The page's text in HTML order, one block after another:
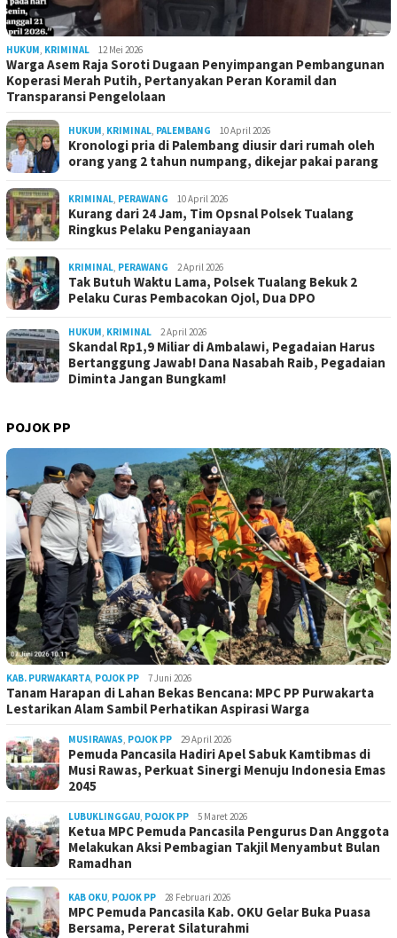
HUKUM, KRIMINAL 12 Mei 2026
Warga Asem Raja Soroti Dugaan Penyimpangan Pembangunan
Koperasi Merah Putih, Pertanyakan Peran Koramil dan
Transparansi Pengelolaan
HUKUM, KRIMINAL, PALEMBANG 10 April 2026
Kronologi pria di Palembang diusir dari rumah oleh
orang yang 2 tahun numpang, dikejar pakai parang
KRIMINAL, PERAWANG 10 April 2026
Kurang dari 24 Jam, Tim Opsnal Polsek Tualang
Ringkus Pelaku Penganiayaan
KRIMINAL, PERAWANG 2 April 2026
Tak Butuh Waktu Lama, Polsek Tualang Bekuk 2
Pelaku Curas Pembacokan Ojol, Dua DPO
HUKUM, KRIMINAL 2 April 2026
Skandal Rp1,9 Miliar di Ambalawi, Pegadaian Harus
Bertanggung Jawab! Dana Nasabah Raib, Pegadaian
Diminta Jangan Bungkam!
POJOK PP
KAB. PURWAKARTA, POJOK PP 7 Juni 2026
Tanam Harapan di Lahan Bekas Bencana: MPC PP Purwakarta
Lestarikan Alam Sambil Perhatikan Aspirasi Warga
MUSIRAWAS, POJOK PP 29 April 2026
Pemuda Pancasila Hadiri Apel Sabuk Kamtibmas di
Musi Rawas, Perkuat Sinergi Menuju Indonesia Emas
2045
LUBUKLINGGAU, POJOK PP 5 Maret 2026
Ketua MPC Pemuda Pancasila Pengurus Dan Anggota
Melakukan Aksi Pembagian Takjil Menyambut Bulan
Ramadhan
KAB OKU, POJOK PP 28 Februari 2026
MPC Pemuda Pancasila Kab. OKU Gelar Buka Puasa
Bersama, Pererat Silaturahmi